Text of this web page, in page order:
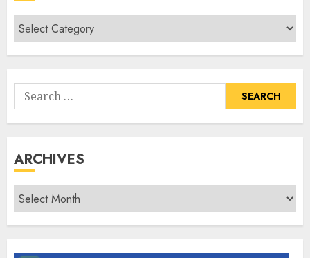
Cari
Senarai
Tumbuhan
Search
for:
ARCHIVES
Archives